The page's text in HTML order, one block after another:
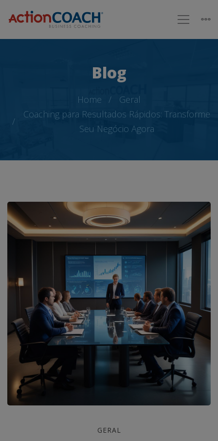
Blog
Home
Geral
Coaching para Resultados Rápidos: Transforme
Seu Negócio Agora
GERAL